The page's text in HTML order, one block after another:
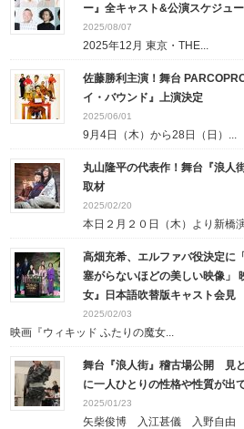
ー』全キャスト&公演スケジュ
2025/08/07
2025年12月 東京・THE...
佐藤勝利主演！舞台
イ・バウンド』上演決定
2025/06/01
9月4日（木）から28日（日）...
丸山隆平の代表作！舞台『浪
取材
2025/02/20
本日２月２０日（木）より新橋演
高畑充希、エルファバ役決定に
塞がらないほどの美しい映像」
女』日本語吹替版キャスト会見
2025/02/03
映画『ウィキッド ふたりの魔女...
舞台『浪人街』稽古場公開 見
に一人ひとりの性格や性質が出
2025/01/23
矢柴俊博 入江甚儀 入野自由